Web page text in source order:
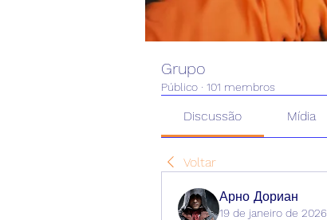
Grupo
Público · 101 membros
Discussão Mídia
Voltar
Арно Дориан
19 de janeiro de 2026